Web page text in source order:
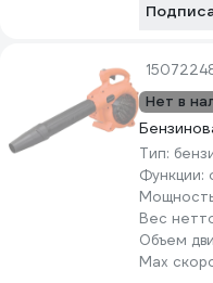
Нет в
Тип:
Функции:
Вес
Объем
Max